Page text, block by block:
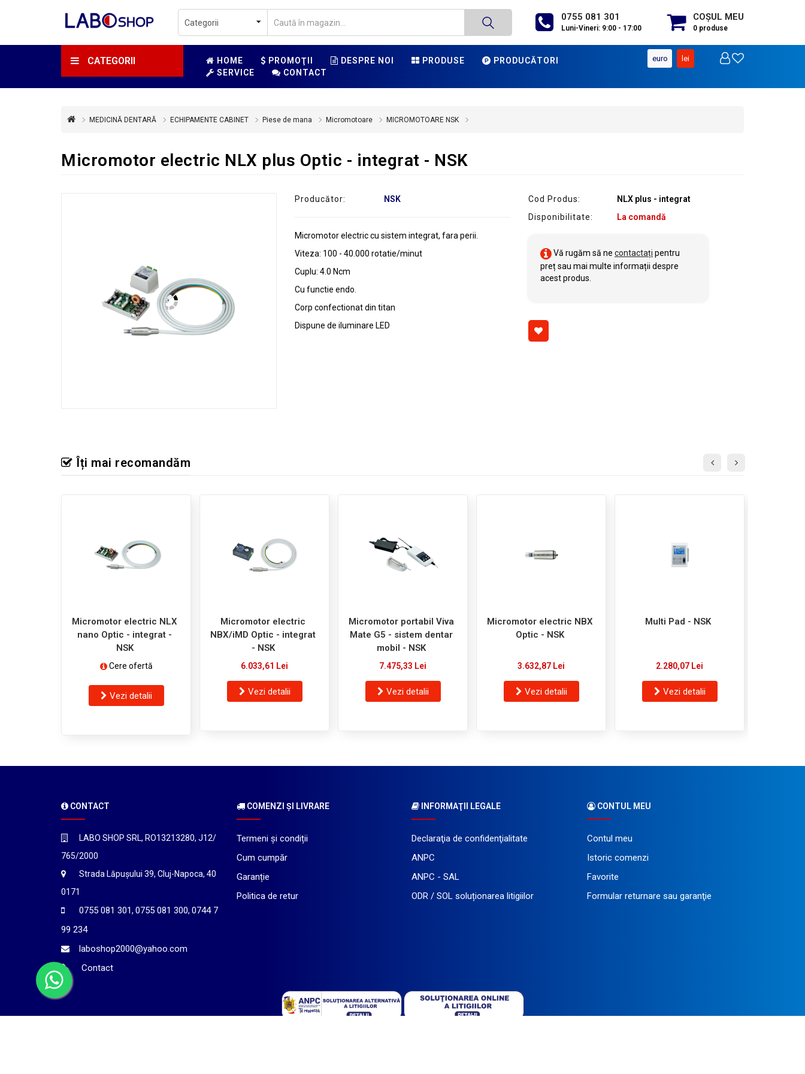
0755 081 301
Luni-Vineri: 9:00 - 17:00
COŞUL MEU
0produse
CATEGORII HOME PROMOŢII DESPRE NOI PRODUSE
PRODUCĂTORI
SERVICE
CONTACT
euro lei
MEDICINĂ DENTARĂ ECHIPAMENTE CABINET Piese de mana Micromotoare MICROMOTOARE NSK
Micromotor electric NLX plus Optic - integrat - NSK
Producător: NSK
Micromotor electric cu sistem integrat, fara perii.
Viteza: 100 - 40.000 rotatie/minut
Cuplu: 4.0 Ncm
Cu functie endo.
Corp confectionat din titan
Dispune de iluminare LED
Cod Produs:
NLX plus - integrat
Disponibilitate:
La comandă
Vă rugăm să ne contactați pentru
preț sau mai multe informații despre
acest produs.
Îți mai recomandăm
Micromotor electric NLX
nano Optic - integrat -
NSK
Cere ofertă
Vezi detalii
Micromotor electric
NBX/iMD Optic - integrat
- NSK
6.033,61 Lei
Vezi detalii
Micromotor portabil Viva
Mate G5 - sistem dentar
mobil - NSK
7.475,33 Lei
Vezi detalii
Micromotor electric NBX
Optic - NSK
3.632,87 Lei
Vezi detalii
Multi Pad - NSK
2.280,07 Lei
Vezi detalii
CONTACT
LABO SHOP SRL, RO13213280, J12/
765/2000
Strada Lăpușului 39, Cluj-Napoca, 40
0171
0755 081 301, 0755 081 300, 0744 7
99 234
laboshop2000@yahoo.com
Contact
COMENZI ŞI LIVRARE
Termeni și condiții
Cum cumpăr
Garanție
Politica de retur
INFORMAŢII LEGALE
Declaraţia de confidenţialitate
ANPC
ANPC - SAL
ODR / SOL soluționarea litigiilor
CONTUL MEU
Contul meu
Istoric comenzi
Favorite
Formular returnare sau garanţie